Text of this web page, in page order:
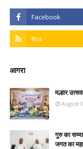
आगरा
मल्हार
August
गुरु का
जगत का